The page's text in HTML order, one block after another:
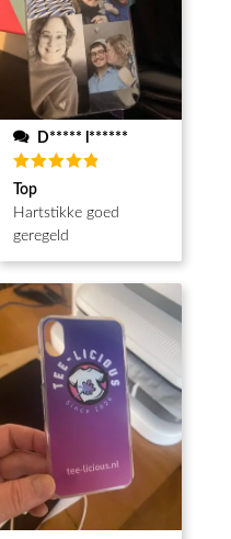
D***** l******
Waardering
5 uit 5
Top
Hartstikke goed
geregeld